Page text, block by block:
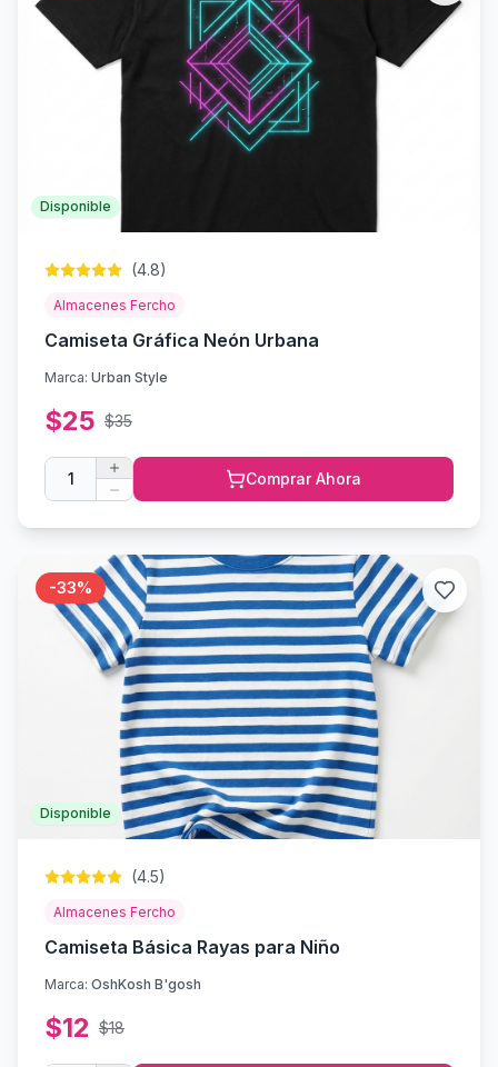
Disponible
(4.8)
Almacenes Fercho
Camiseta Gráfica Neón Urbana
Marca: Urban Style
$25 $35
1 Comprar Ahora
-33%
Disponible
(4.5)
Almacenes Fercho
Camiseta Básica Rayas para Niño
Marca: OshKosh B'gosh
$12 $18